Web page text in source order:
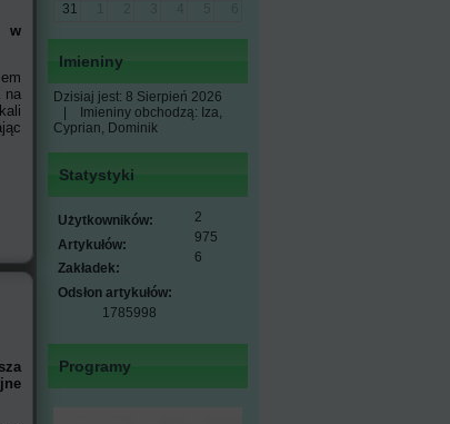
w
na
31
Imieniny
Dzisiaj jest: 8 Sierpień 2026
Imieniny obchodzą: Iza,
Cyprian, Dominik
Statystyki
Użytkowników:
2
Artykułów:
975
Zakładek:
6
Odsłon artykułów:
1785998
Programy